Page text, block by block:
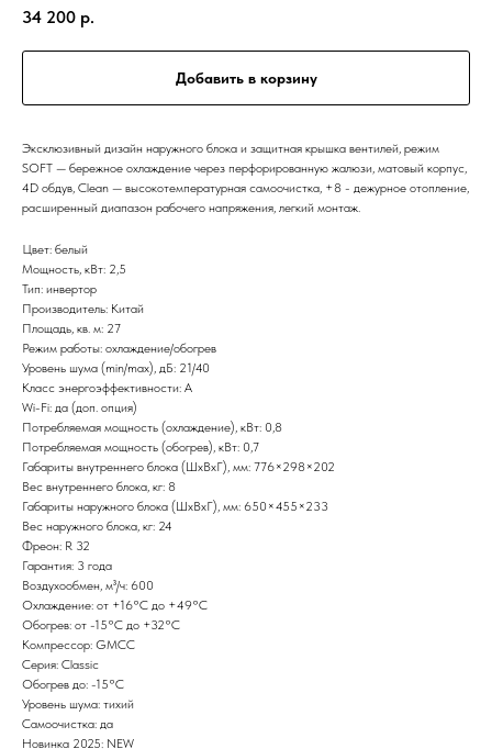
34 200 р.
Добавить в корзину
Эксклюзивный дизайн наружного блока и защитная крышка вентилей, режим
SOFT — бережное охлаждение через перфорированную жалюзи, матовый корпус,
4D обдув, Clean — высокотемпературная самоочистка, +8 - дежурное отопление,
расширенный диапазон рабочего напряжения, легкий монтаж.
Цвет: белый
Мощность, кВт: 2,5
Тип: инвертор
Производитель: Китай
Площадь, кв. м: 27
Режим работы: охлаждение/обогрев
Уровень шума (min/max), дБ: 21/40
Класс энергоэффективности: А
Wi-Fi: да (доп. опция)
Потребляемая мощность (охлаждение), кВт: 0,8
Потребляемая мощность (обогрев), кВт: 0,7
Габариты внутреннего блока (ШxВxГ), мм: 776×298×202
Вес внутреннего блока, кг: 8
Габариты наружного блока (ШxВxГ), мм: 650×455×233
Вес наружного блока, кг: 24
Фреон: R 32
Гарантия: 3 года
Воздухообмен, м³/ч: 600
Охлаждение: от +16°С до +49°С
Обогрев: от -15°С до +32°С
Компрессор: GMCC
Серия: Сlassic
Обогрев до: -15°С
Уровень шума: тихий
Самоочистка: да
Новинка 2025: NEW